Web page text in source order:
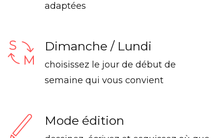
adaptées
Dimanche / Lundi
choisissez le jour de début de
semaine qui vous convient
Mode édition